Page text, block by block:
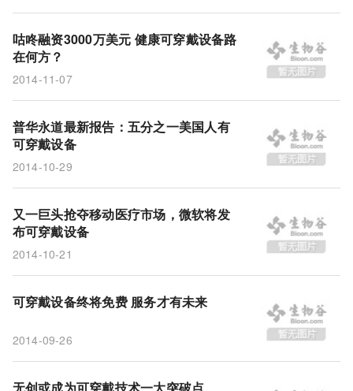
咕咚融资3000万美元 健康可穿戴设备路
在何方？
2014-11-07
普华永道最新报告：五分之一美国人有
可穿戴设备
2014-10-29
又一巨头抢夺移动医疗市场，微软将发
布可穿戴设备
2014-10-21
可穿戴设备终将免费 服务才有未来
2014-09-26